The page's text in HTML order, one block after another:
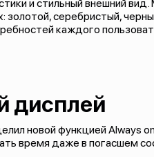
и стильный внешний
золотой, серебристый,
каждого
дисплей
новой функцией Always
время даже в погасшем